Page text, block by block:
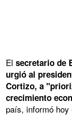
El secretario de
urgió al
Cortizo, a
crecimiento
país, informó hoy